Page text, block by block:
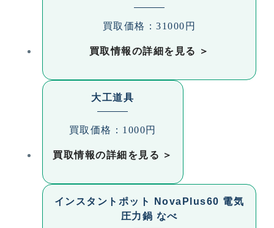
原町、東赤沢町、東岩田、東大清水町、東小鷹野、
東小田原町、東小池町、東小浜町、東新町、東高田
幸町、東森岡、東脇、日色野町、平川本町、平川南
町、平川町、広小路、福岡町、富久縞町、藤沢町、
藤並町、富士見台、冨士見町、二川町（東向山）、
裏）、二川町（その他）、札木町、船渡町、舟原
町、船町、豊栄町、豊清町、細谷町、前芝町、前田
町、前田中町、前田南町、前畑町、牧野町、町畑
町、松井町、松葉町、松村町、馬見塚町、御園町、
三ツ相町、三弥町、緑ケ丘、湊町、南旭町、南牛
川、南大清水町、南瓦町、南小池町、南栄町、南島
町、南松山町、三ノ輪町、三ノ輪町本興寺、三ノ輪
買取価格：31000円
買取情報の詳細を見る
大工道具
買取価格：1000円
買取情報の詳細を見る
インスタントポット NovaPlus60 電気
圧力鍋 なべ